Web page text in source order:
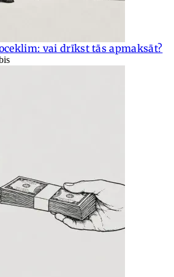
vai drīkst tās apmaksāt?